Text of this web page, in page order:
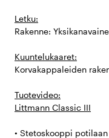
Letku:
Rakenne:
Kuuntelukaaret:
Korvakappaleiden
Tuotevideo:
Littmann Classic III
• Stetoskooppi